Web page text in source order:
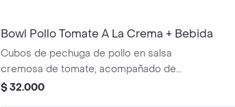
Bowl Pollo Tomate A La Crema + Bebida
Cubos de pechuga de pollo en salsa
cremosa de tomate, acompañado de
ensalada fresca de la casa, arroz a tu
$ 32.000